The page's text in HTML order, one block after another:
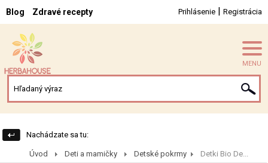
Blog Zdravé recepty Prihlásenie | Registrácia
MENU
Nachádzate sa tu:
Úvod Deti a mamičky Detské pokrmy Detki Bio De...